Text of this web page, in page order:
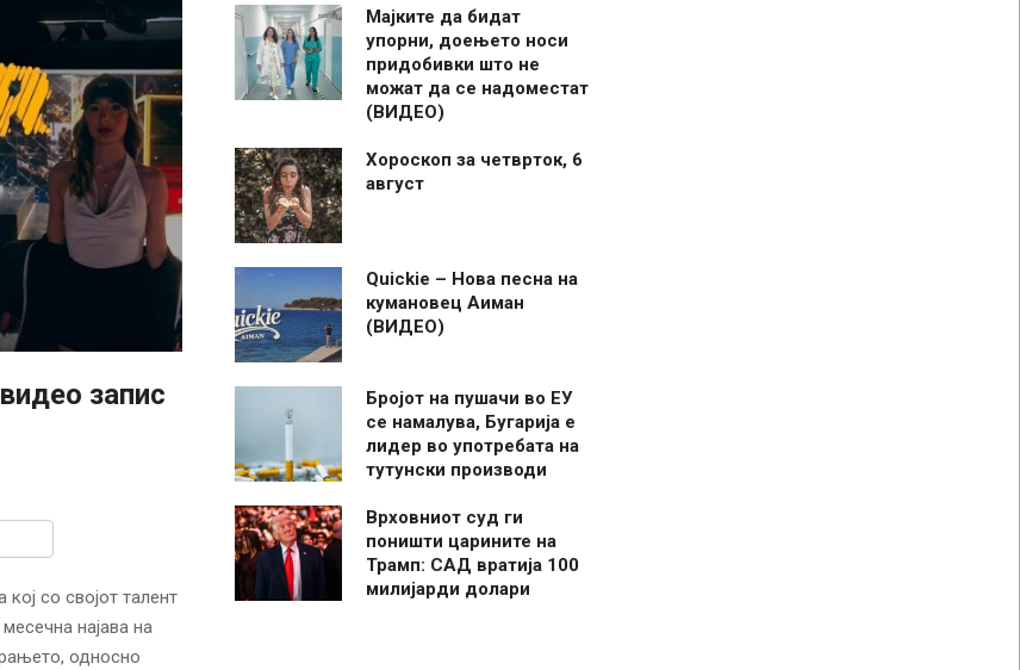
запис
со својот талент
најава на
односно
Мајките да бидат
упорни, доењето носи
придобивки што не
можат да се надоместат
(ВИДЕО)
Хороскоп за четврток, 6
август
Quickie – Нова песна на
кумановец Аиман
(ВИДЕО)
Бројот на пушачи во ЕУ
се намалува, Бугарија е
лидер во употребата на
тутунски производи
Врховниот суд ги
поништи царините на
Трамп: САД вратија 100
милијарди долари